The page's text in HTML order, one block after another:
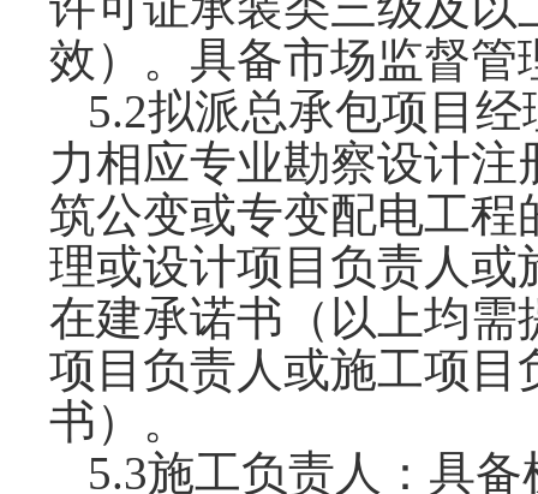
效） 。具备市场监督
5.2拟派总承包项目
力相应专业勘察设计注
筑公变或专变配电工
理或设计项目负责人
在建承诺书 （以上均需
项目负责人或施工项目
书）。
5.3施工负责人：具